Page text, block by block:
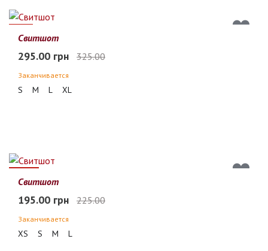
9%
Свитшот
295.00 грн 325.00
Заканчивается
S M L XL
13%
Свитшот
195.00 грн 225.00
Заканчивается
XS S M L